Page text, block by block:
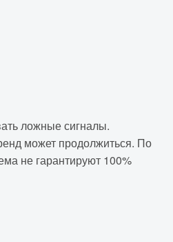
ложные сигналы.
может продолжиться. По
не гарантируют 100%